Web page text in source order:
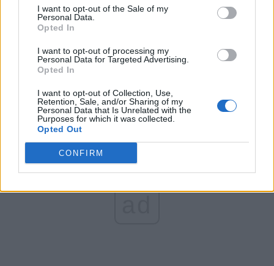
I want to opt-out of the Sale of my
Personal Data.
Opted In
I want to opt-out of processing my
Personal Data for Targeted Advertising.
Opted In
I want to opt-out of Collection, Use,
Retention, Sale, and/or Sharing of my
Personal Data that Is Unrelated with the
Purposes for which it was collected.
Opted Out
CONFIRM
Arhiva sondajelor